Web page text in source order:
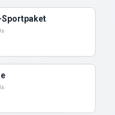
Sportpaket